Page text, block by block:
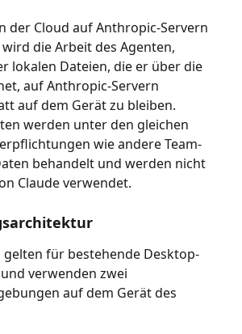
der Cloud auf Anthropic-Servern
die Arbeit des Agenten,
lokalen Dateien, die er über die
auf Anthropic-Servern
auf dem Gerät zu bleiben.
werden unter den gleichen
wie andere Team-
behandelt und werden nicht
Claude verwendet.
gelten für bestehende Desktop-
verwenden zwei
auf dem Gerät des